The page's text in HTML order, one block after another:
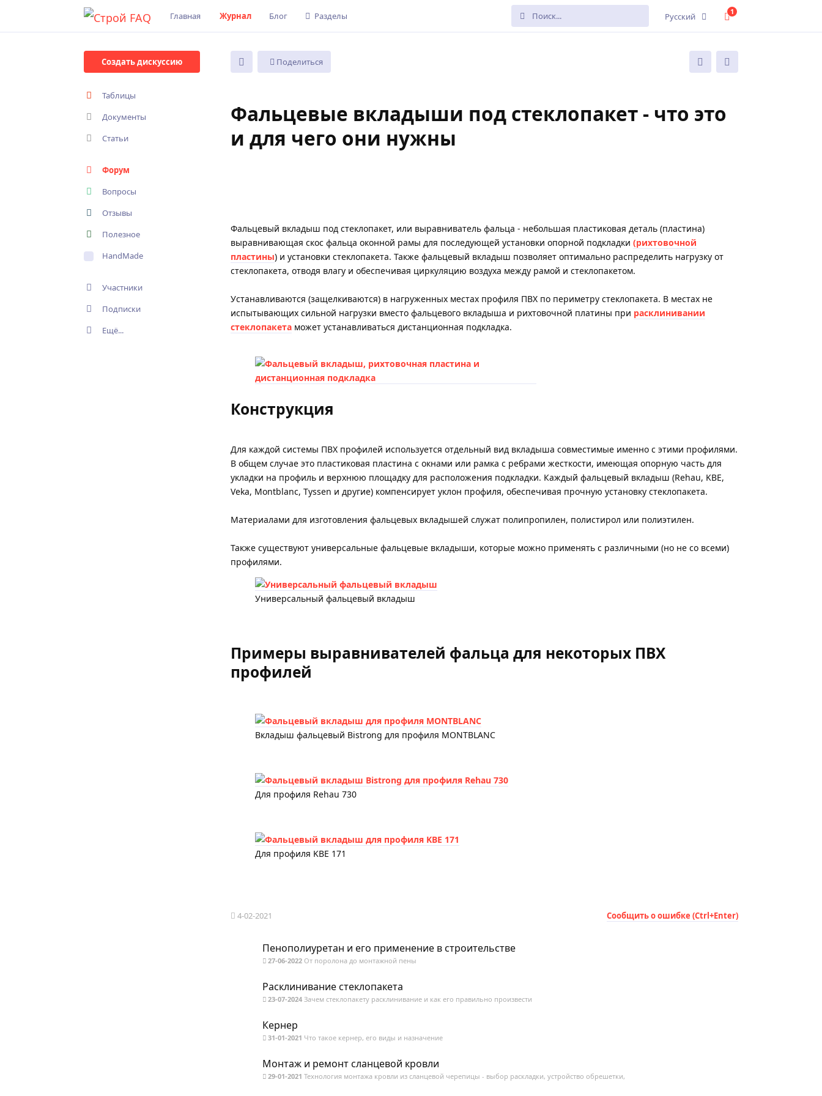
Главная Журнал Блог Разделы Русский 1
Создать дискуссию
Таблицы
Документы
Статьи
Форум
Вопросы
Отзывы
Полезное
HandMade
Участники
Подписки
Ещё...
Поделиться
Фальцевые вкладыши под стеклопакет - что это
и для чего они нужны
Фальцевый вкладыш под стеклопакет, или выравниватель фальца - небольшая пластиковая деталь (пластина)
выравнивающая скос фальца оконной рамы для последующей установки опорной подкладки (рихтовочной
пластины) и установки стеклопакета. Также фальцевый вкладыш позволяет оптимально распределить нагрузку от
стеклопакета, отводя влагу и обеспечивая циркуляцию воздуха между рамой и стеклопакетом.
Устанавливаются (защелкиваются) в нагруженных местах профиля ПВХ по периметру стеклопакета. В местах не
испытывающих сильной нагрузки вместо фальцевого вкладыша и рихтовочной платины при расклинивании
стеклопакета может устанавливаться дистанционная подкладка.
Конструкция
Для каждой системы ПВХ профилей используется отдельный вид вкладыша совместимые именно с этими профилями.
В общем случае это пластиковая пластина с окнами или рамка с ребрами жесткости, имеющая опорную часть для
укладки на профиль и верхнюю площадку для расположения подкладки. Каждый фальцевый вкладыш (Rehau, KBE,
Veka, Montblanc, Tyssen и другие) компенсирует уклон профиля, обеспечивая прочную установку стеклопакета.
Материалами для изготовления фальцевых вкладышей служат полипропилен, полистирол или полиэтилен.
Также существуют универсальные фальцевые вкладыши, которые можно применять с различными (но не со всеми)
профилями.
Универсальный фальцевый вкладыш
Примеры выравнивателей фальца для некоторых ПВХ
профилей
Вкладыш фальцевый Bistrong для профиля MONTBLANC
Для профиля Rehau 730
Для профиля KBE 171
4-02-2021 Сообщить о ошибке (Ctrl+Enter)
Пенополиуретан и его применение в строительстве
27-06-2022 От поролона до монтажной пены
Расклинивание стеклопакета
23-07-2024 Зачем стеклопакету расклинивание и как его правильно произвести
Кернер
31-01-2021 Что такое кернер, его виды и назначение
Монтаж и ремонт сланцевой кровли
29-01-2021 Технология монтажа кровли из сланцевой черепицы - выбор раскладки, устройство обрешетки,